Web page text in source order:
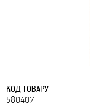
КОД ТОВАРУ
580407